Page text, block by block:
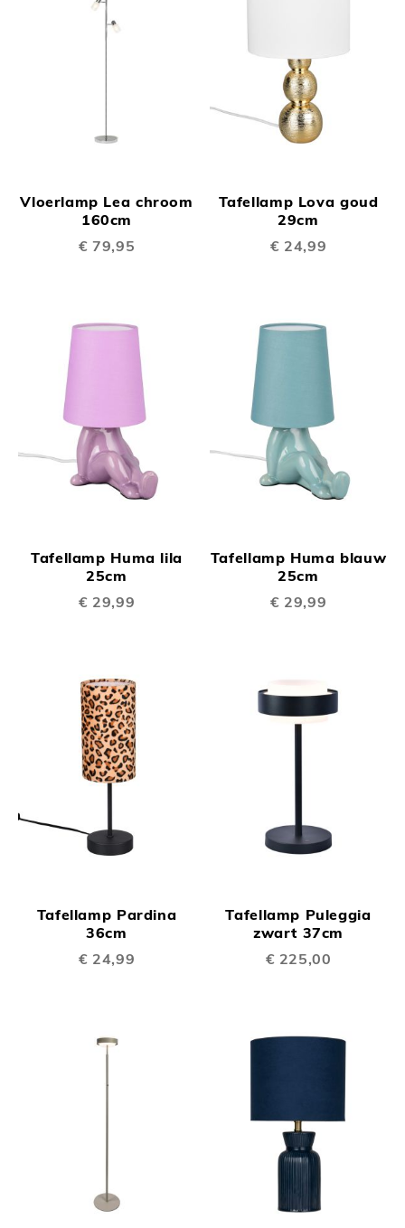
Vloerlamp Lea chroom
160cm
€ 79,95
Tafellamp Lova goud
29cm
€ 24,99
Tafellamp Huma lila
25cm
€ 29,99
Tafellamp Huma blauw
25cm
€ 29,99
Tafellamp Pardina
36cm
€ 24,99
Tafellamp Puleggia
zwart 37cm
€ 225,00